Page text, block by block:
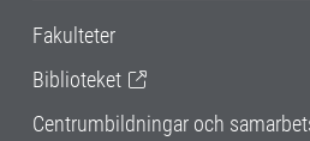
Fakulteter
Biblioteket
Centrumbildningar och